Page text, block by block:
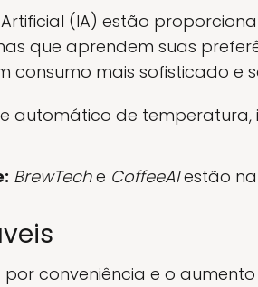
(IA) estão
que aprendem suas
consumo mais sofisticado e
automático de
BrewTeche CoffeeAIestão
conveniência e o